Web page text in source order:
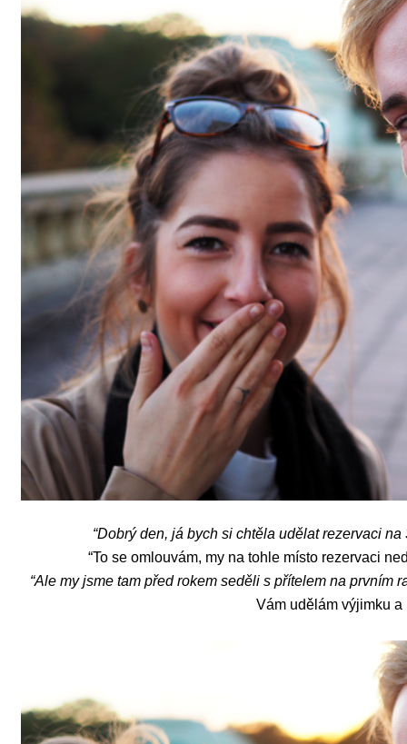
“Dobrý den, já bych si chtěla udělat rezervaci
“To se omlouvám, my na tohle místo rezervaci
“Ale my jsme tam před rokem seděli s přítelem na prvním
Vám udělám výjimku a